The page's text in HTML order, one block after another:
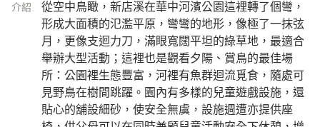
介紹
從空中鳥瞰，新店溪在華中河濱公園這裡轉了個彎，
形成大面積的氾濫平原，彎彎的地形，像極了一抹弦
月，更像支迴力刀，滿眼寬闊平坦的綠草地，最適合
舉辦大型活動；這裡也是觀看夕陽、賞鳥的最佳場
所：公園裡生態豐富，河裡有魚群迴流覓食，隨處可
見野鳥在樹間跳躍。園內有多樣的兒童遊戲設施，還
貼心的舖設細砂，使安全無虞，設施週遭亦提供座